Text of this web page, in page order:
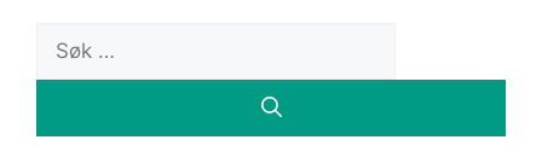
etter: